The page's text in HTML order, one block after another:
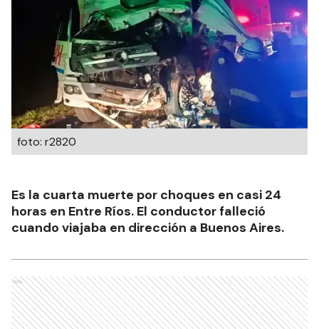
foto: r2820
Es la cuarta muerte por choques en casi 24
horas en Entre Ríos. El conductor falleció
cuando viajaba en dirección a Buenos Aires.
Ads